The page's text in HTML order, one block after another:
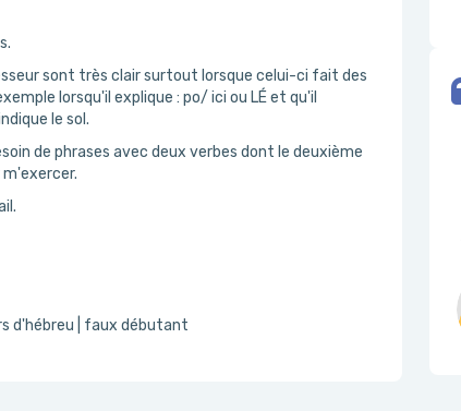
sont très clair surtout lorsque celui-ci fait des
lorsqu'il explique : po/ ici ou LÉ et qu'il
le sol.
de phrases avec deux verbes dont le deuxième
d'hébreu | faux débutant